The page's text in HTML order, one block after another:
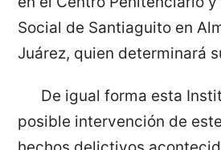
Social de Santiaguito en
Juárez, quien determinará
De igual forma esta
posible intervención de